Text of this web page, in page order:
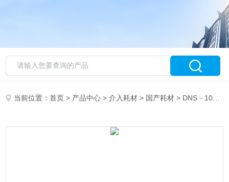
当前位置：首页 > 产品中心 >介入耗材 > 国产耗材 > DNS－10F益心达一次性使用测温导尿管